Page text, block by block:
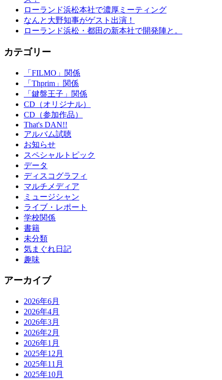
ローランド浜松本社で濃厚ミーティング
なんと大野知事がゲスト出演！
ローランド浜松・都田の新本社で開発陣と。
カテゴリー
「FILMO」関係
「Thprim」関係
「鍵盤王子」関係
CD（オリジナル）
CD（参加作品）
That's DAN!!
アルバム試聴
お知らせ
スペシャルトピック
データ
ディスコグラフィ
マルチメディア
ミュージシャン
ライブ・レポート
学校関係
書籍
未分類
気まぐれ日記
趣味
アーカイブ
2026年6月
2026年4月
2026年3月
2026年2月
2026年1月
2025年12月
2025年11月
2025年10月